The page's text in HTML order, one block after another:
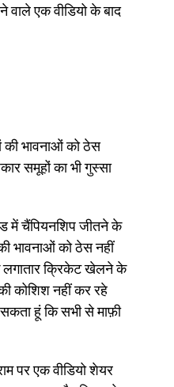
एक वीडियो के बाद
की भावनाओं को ठेस
समूहों का भी गुस्सा
में चैंपियनशिप जीतने के
भावनाओं को ठेस नहीं
लगातार क्रिकेट खेलने के
कोशिश नहीं कर रहे
हूं कि सभी से माफ़ी
पर एक वीडियो शेयर